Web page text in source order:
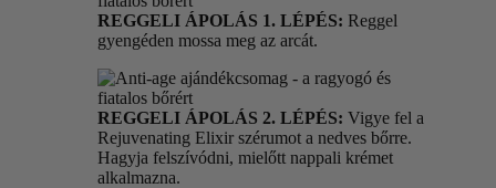
REGGELI ÁPOLÁS 1. LÉPÉS: Reggel
gyengéden mossa meg az arcát.
REGGELI ÁPOLÁS 2. LÉPÉS: Vigye fel a
Rejuvenating Elixir szérumot a nedves bőrre.
Hagyja felszívódni, mielőtt nappali krémet
alkalmazna.